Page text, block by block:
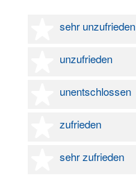
sehr unzufrieden
1 Stern
unzufrieden
2 Sterne
unentschlossen
3 Sterne
zufrieden
4 Sterne
sehr zufrieden
5 Sterne